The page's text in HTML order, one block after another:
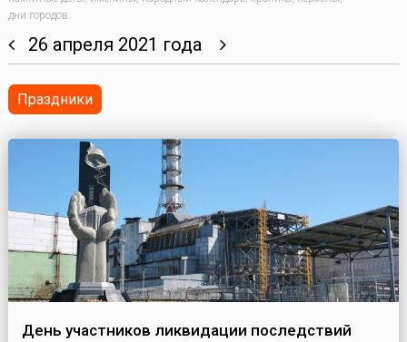
дни городов
26 апреля 2021 года
Праздники
День участников ликвидации последствий